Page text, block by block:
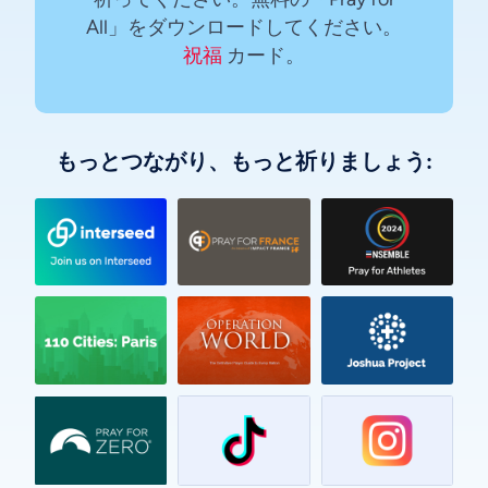
All」をダウンロードしてください。
祝福 カード。
もっとつながり、もっと祈りましょう:
Swahili
Tamil
Telugu
Thai
Urdu
Vietnamese